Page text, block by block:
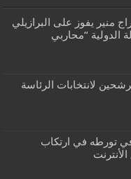
منير يفوز على البرازيلي
الدولية “محاربي
لانتخابات الرئاسة
تورطه في ارتكاب